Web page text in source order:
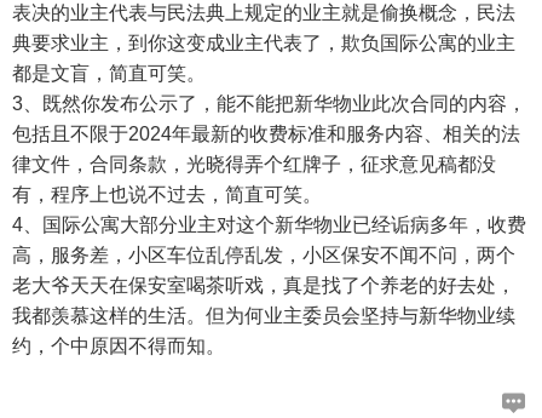
表决的业主代表与民法典上规定的业主就是偷换概念，民法
典要求业主，到你这变成业主代表了，欺负国际公寓的业主
都是文盲，简直可笑。
3、既然你发布公示了，能不能把新华物业此次合同的内容，
包括且不限于2024年最新的收费标准和服务内容、相关的法
律文件，合同条款，光晓得弄个红牌子，征求意见稿都没
有，程序上也说不过去，简直可笑。
4、国际公寓大部分业主对这个新华物业已经诟病多年，收费
高，服务差，小区车位乱停乱发，小区保安不闻不问，两个
老大爷天天在保安室喝茶听戏，真是找了个养老的好去处，
我都羡慕这样的生活。但为何业主委员会坚持与新华物业续
约，个中原因不得而知。